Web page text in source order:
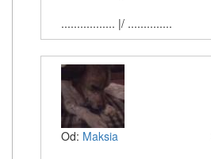
................. |/ ..............
Od: Maksia